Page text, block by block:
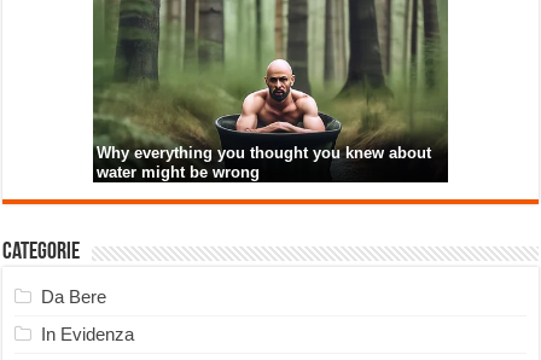
Categorie
Da Bere
In Evidenza